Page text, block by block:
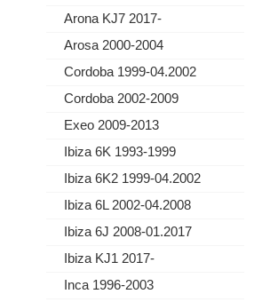
Arona KJ7 2017-
Arosa 2000-2004
Cordoba 1999-04.2002
Cordoba 2002-2009
Exeo 2009-2013
Ibiza 6K 1993-1999
Ibiza 6K2 1999-04.2002
Ibiza 6L 2002-04.2008
Ibiza 6J 2008-01.2017
Ibiza KJ1 2017-
Inca 1996-2003